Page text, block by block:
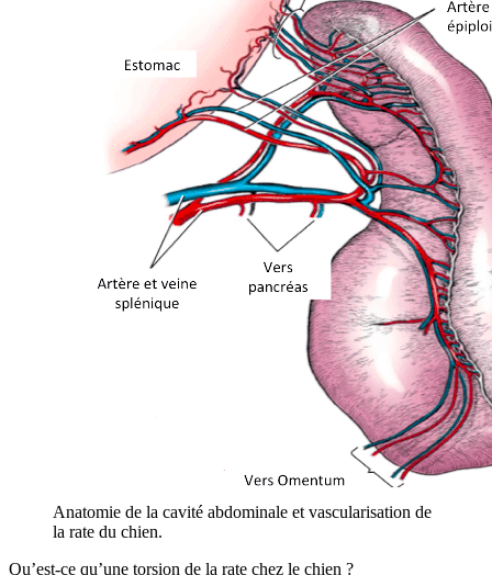
Anatomie de la cavité abdominale et vascularisation de
la rate du chien.
Qu’est-ce qu’une torsion de la rate chez le chien ?